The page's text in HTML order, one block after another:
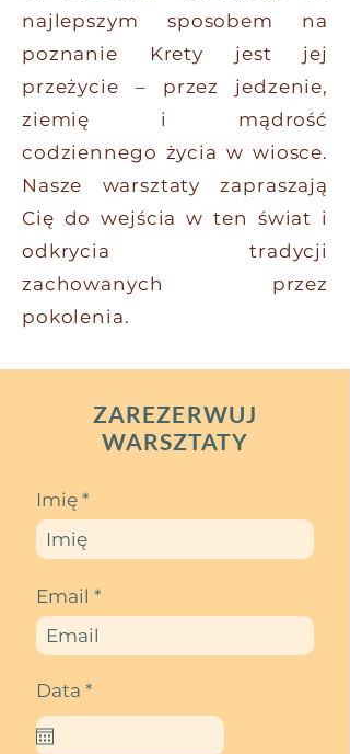
najlepszym sposobem na
poznanie Krety jest jej
przeżycie – przez jedzenie,
ziemię i mądrość
codziennego życia w wiosce.
Nasze warsztaty zapraszają
Cię do wejścia w ten świat i
odkrycia tradycji
zachowanych przez
pokolenia.
ZAREZERWUJ
WARSZTATY
Imię
Email
Data *